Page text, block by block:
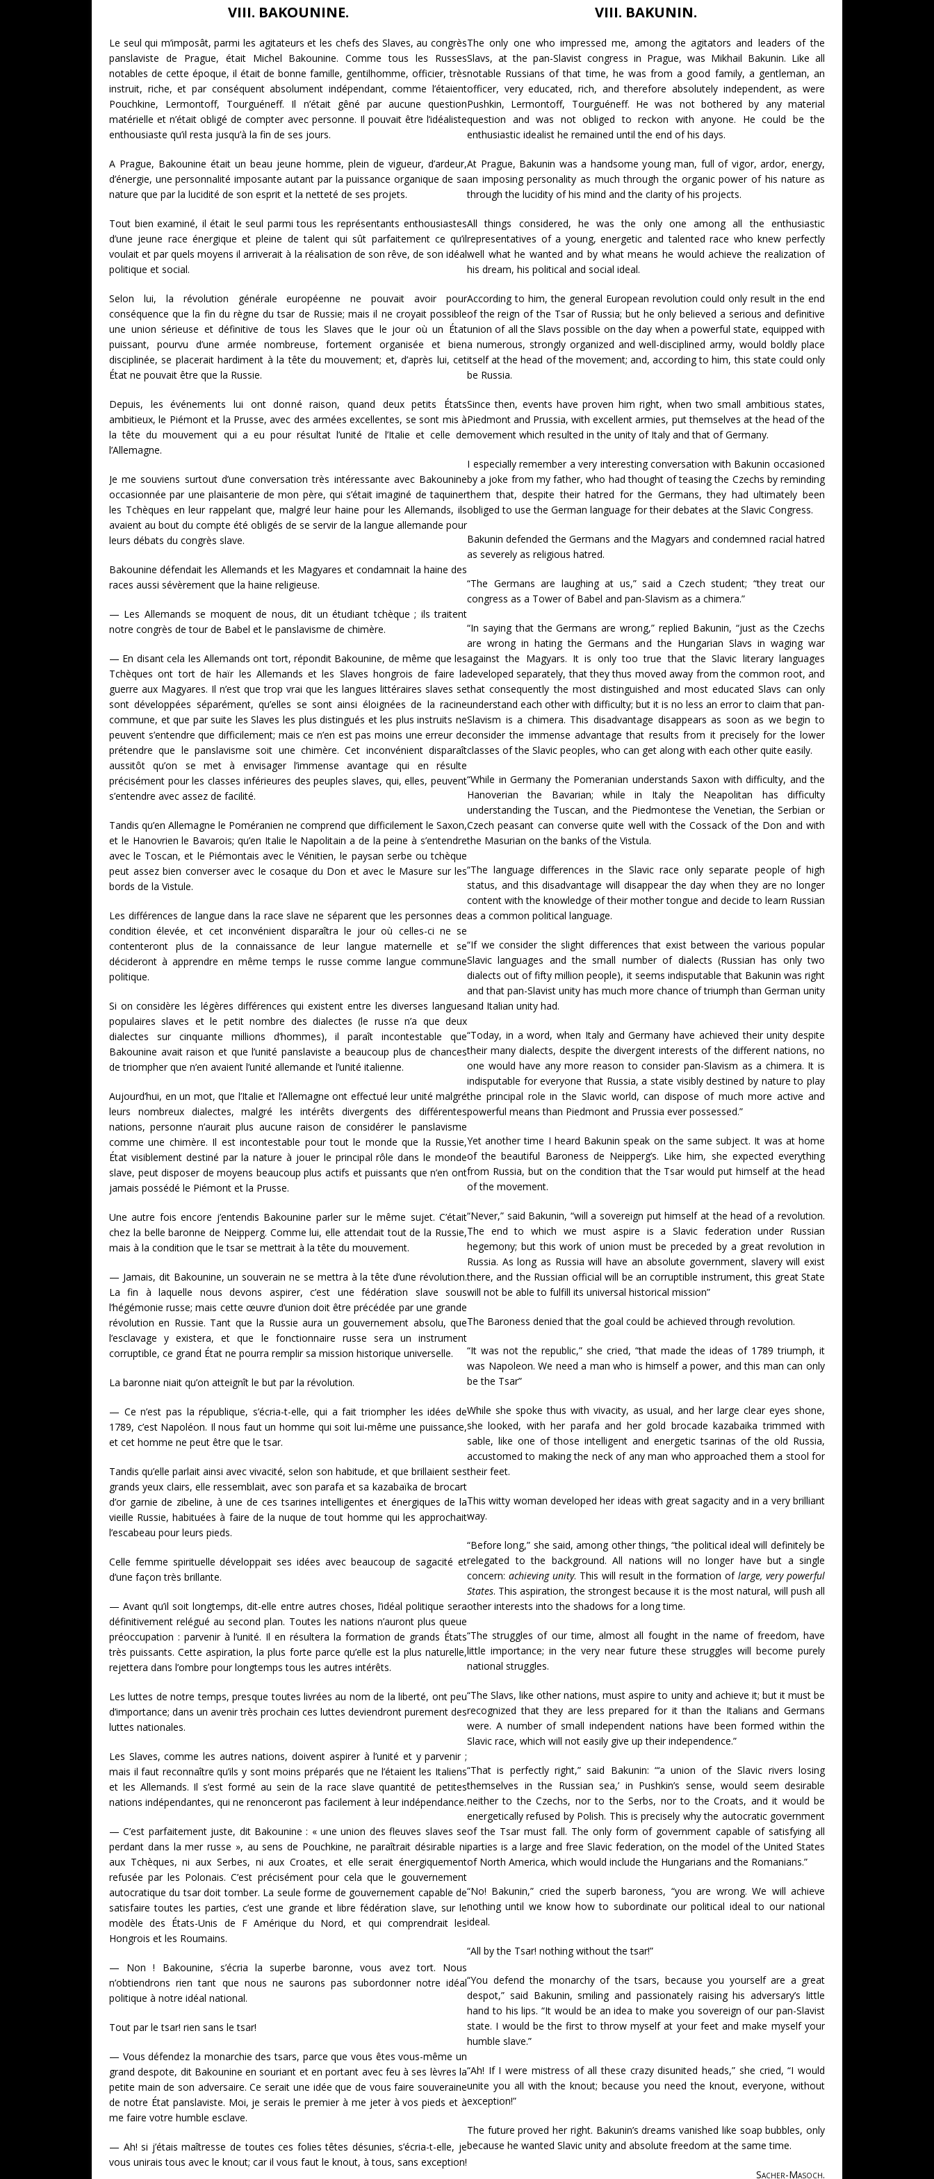
VIII. BAKOUNINE.
Le seul qui m’imposât, parmi les agitateurs et les chefs des Slaves, au congrès
panslaviste de Prague, était Michel Bakounine. Comme tous les Russes
notables de cette époque, il était de bonne famille, gentilhomme, officier, très
instruit, riche, et par conséquent absolument indépendant, comme l’étaient
Pouchkine, Lermontoff, Tourguéneff. Il n’était gêné par aucune question
matérielle et n’était obligé de compter avec personne. Il pouvait être l’idéaliste
enthousiaste qu’il resta jusqu’à la fin de ses jours.
A Prague, Bakounine était un beau jeune homme, plein de vigueur, d’ardeur,
d’énergie, une personnalité imposante autant par la puissance organique de sa
nature que par la lucidité de son esprit et la netteté de ses projets.
Tout bien examiné, il était le seul parmi tous les représentants enthousiastes
d’une jeune race énergique et pleine de talent qui sût parfaitement ce qu’il
voulait et par quels moyens il arriverait à la réalisation de son rêve, de son idéal
politique et social.
Selon lui, la révolution générale européenne ne pouvait avoir pour
conséquence que la fin du règne du tsar de Russie; mais il ne croyait possible
une union sérieuse et définitive de tous les Slaves que le jour où un État
puissant, pourvu d’une armée nombreuse, fortement organisée et bien
disciplinée, se placerait hardiment à la tête du mouvement; et, d’après lui, cet
État ne pouvait être que la Russie.
Depuis, les événements lui ont donné raison, quand deux petits États
ambitieux, le Piémont et la Prusse, avec des armées excellentes, se sont mis à
la tête du mouvement qui a eu pour résultat l’unité de l’Italie et celle de
l’Allemagne.
Je me souviens surtout d’une conversation très intéressante avec Bakounine
occasionnée par une plaisanterie de mon père, qui s’était imaginé de taquiner
les Tchèques en leur rappelant que, malgré leur haine pour les Allemands, ils
avaient au bout du compte été obligés de se servir de la langue allemande pour
leurs débats du congrès slave.
Bakounine défendait les Allemands et les Magyares et condamnait la haine des
races aussi sévèrement que la haine religieuse.
— Les Allemands se moquent de nous, dit un étudiant tchèque ; ils traitent
notre congrès de tour de Babel et le panslavisme de chimère.
— En disant cela les Allemands ont tort, répondit Bakounine, de même que les
Tchèques ont tort de haïr les Allemands et les Slaves hongrois de faire la
guerre aux Magyares. Il n’est que trop vrai que les langues littéraires slaves se
sont développées séparément, qu’elles se sont ainsi éloignées de la racine
commune, et que par suite les Slaves les plus distingués et les plus instruits ne
peuvent s’entendre que difficilement; mais ce n’en est pas moins une erreur de
prétendre que le panslavisme soit une chimère. Cet inconvénient disparaît
aussitôt qu’on se met à envisager l’immense avantage qui en résulte
précisément pour les classes inférieures des peuples slaves, qui, elles, peuvent
s’entendre avec assez de facilité.
Tandis qu’en Allemagne le Poméranien ne comprend que difficilement le Saxon,
et le Hanovrien le Bavarois; qu’en Italie le Napolitain a de la peine à s’entendre
avec le Toscan, et le Piémontais avec le Vénitien, le paysan serbe ou tchèque
peut assez bien converser avec le cosaque du Don et avec le Masure sur les
bords de la Vistule.
Les différences de langue dans la race slave ne séparent que les personnes de
condition élevée, et cet inconvénient disparaîtra le jour où celles-ci ne se
contenteront plus de la connaissance de leur langue maternelle et se
décideront à apprendre en même temps le russe comme langue commune
politique.
Si on considère les légères différences qui existent entre les diverses langues
populaires slaves et le petit nombre des dialectes (le russe n’a que deux
dialectes sur cinquante millions d’hommes), il paraît incontestable que
Bakounine avait raison et que l’unité panslaviste a beaucoup plus de chances
de triompher que n’en avaient l’unité allemande et l’unité italienne.
Aujourd’hui, en un mot, que l’Italie et l’Allemagne ont effectué leur unité malgré
leurs nombreux dialectes, malgré les intérêts divergents des différentes
nations, personne n’aurait plus aucune raison de considérer le panslavisme
comme une chimère. Il est incontestable pour tout le monde que la Russie,
État visiblement destiné par la nature à jouer le principal rôle dans le monde
slave, peut disposer de moyens beaucoup plus actifs et puissants que n’en ont
jamais possédé le Piémont et la Prusse.
Une autre fois encore j’entendis Bakounine parler sur le même sujet. C’était
chez la belle baronne de Neipperg. Comme lui, elle attendait tout de la Russie,
mais à la condition que le tsar se mettrait à la tête du mouvement.
— Jamais, dit Bakounine, un souverain ne se mettra à la tête d’une révolution.
La fin à laquelle nous devons aspirer, c’est une fédération slave sous
l’hégémonie russe; mais cette œuvre d’union doit être précédée par une grande
révolution en Russie. Tant que la Russie aura un gouvernement absolu, que
l’esclavage y existera, et que le fonctionnaire russe sera un instrument
corruptible, ce grand État ne pourra remplir sa mission historique universelle.
La baronne niait qu’on atteignît le but par la révolution.
— Ce n’est pas la république, s’écria-t-elle, qui a fait triompher les idées de
1789, c’est Napoléon. Il nous faut un homme qui soit lui-même une puissance,
et cet homme ne peut être que le tsar.
Tandis qu’elle parlait ainsi avec vivacité, selon son habitude, et que brillaient ses
grands yeux clairs, elle ressemblait, avec son parafa et sa kazabaïka de brocart
d’or garnie de zibeline, à une de ces tsarines intelligentes et énergiques de la
vieille Russie, habituées à faire de la nuque de tout homme qui les approchait
l’escabeau pour leurs pieds.
Celle femme spirituelle développait ses idées avec beaucoup de sagacité et
d’une façon très brillante.
— Avant qu’il soit longtemps, dit-elle entre autres choses, l’idéal politique sera
définitivement relégué au second plan. Toutes les nations n’auront plus queue
préoccupation : parvenir à l’unité. Il en résultera la formation de grands États
très puissants. Cette aspiration, la plus forte parce qu’elle est la plus naturelle,
rejettera dans l’ombre pour longtemps tous les autres intérêts.
Les luttes de notre temps, presque toutes livrées au nom de la liberté, ont peu
d’importance; dans un avenir très prochain ces luttes deviendront purement des
luttes nationales.
Les Slaves, comme les autres nations, doivent aspirer à l’unité et y parvenir ;
mais il faut reconnaître qu’ils y sont moins préparés que ne l’étaient les Italiens
et les Allemands. Il s’est formé au sein de la race slave quantité de petites
nations indépendantes, qui ne renonceront pas facilement à leur indépendance.
— C’est parfaitement juste, dit Bakounine : « une union des fleuves slaves se
perdant dans la mer russe », au sens de Pouchkine, ne paraîtrait désirable ni
aux Tchèques, ni aux Serbes, ni aux Croates, et elle serait énergiquement
refusée par les Polonais. C’est précisément pour cela que le gouvernement
autocratique du tsar doit tomber. La seule forme de gouvernement capable de
satisfaire toutes les parties, c’est une grande et libre fédération slave, sur le
modèle des États-Unis de F Amérique du Nord, et qui comprendrait les
Hongrois et les Roumains.
— Non ! Bakounine, s’écria la superbe baronne, vous avez tort. Nous
n’obtiendrons rien tant que nous ne saurons pas subordonner notre idéal
politique à notre idéal national.
Tout par le tsar! rien sans le tsar!
— Vous défendez la monarchie des tsars, parce que vous êtes vous-même un
grand despote, dit Bakounine en souriant et en portant avec feu à ses lèvres la
petite main de son adversaire. Ce serait une idée que de vous faire souveraine
de notre État panslaviste. Moi, je serais le premier à me jeter à vos pieds et à
me faire votre humble esclave.
— Ah! si j’étais maîtresse de toutes ces folies têtes désunies, s’écria-t-elle, je
vous unirais tous avec le knout; car il vous faut le knout, à tous, sans exception!
VIII. BAKUNIN.
The only one who impressed me, among the agitators and leaders of the
Slavs, at the pan-Slavist congress in Prague, was Mikhail Bakunin. Like all
notable Russians of that time, he was from a good family, a gentleman, an
officer, very educated, rich, and therefore absolutely independent, as were
Pushkin, Lermontoff, Tourguéneff. He was not bothered by any material
question and was not obliged to reckon with anyone. He could be the
enthusiastic idealist he remained until the end of his days.
At Prague, Bakunin was a handsome young man, full of vigor, ardor, energy,
an imposing personality as much through the organic power of his nature as
through the lucidity of his mind and the clarity of his projects.
All things considered, he was the only one among all the enthusiastic
representatives of a young, energetic and talented race who knew perfectly
well what he wanted and by what means he would achieve the realization of
his dream, his political and social ideal.
According to him, the general European revolution could only result in the end
of the reign of the Tsar of Russia; but he only believed a serious and definitive
union of all the Slavs possible on the day when a powerful state, equipped with
a numerous, strongly organized and well-disciplined army, would boldly place
itself at the head of the movement; and, according to him, this state could only
be Russia.
Since then, events have proven him right, when two small ambitious states,
Piedmont and Prussia, with excellent armies, put themselves at the head of the
movement which resulted in the unity of Italy and that of Germany.
I especially remember a very interesting conversation with Bakunin occasioned
by a joke from my father, who had thought of teasing the Czechs by reminding
them that, despite their hatred for the Germans, they had ultimately been
obliged to use the German language for their debates at the Slavic Congress.
Bakunin defended the Germans and the Magyars and condemned racial hatred
as severely as religious hatred.
“The Germans are laughing at us,” said a Czech student; “they treat our
congress as a Tower of Babel and pan-Slavism as a chimera.”
“In saying that the Germans are wrong,” replied Bakunin, “just as the Czechs
are wrong in hating the Germans and the Hungarian Slavs in waging war
against the Magyars. It is only too true that the Slavic literary languages
developed separately, that they thus moved away from the common root, and
that consequently the most distinguished and most educated Slavs can only
understand each other with difficulty; but it is no less an error to claim that pan-
Slavism is a chimera. This disadvantage disappears as soon as we begin to
consider the immense advantage that results from it precisely for the lower
classes of the Slavic peoples, who can get along with each other quite easily.
“While in Germany the Pomeranian understands Saxon with difficulty, and the
Hanoverian the Bavarian; while in Italy the Neapolitan has difficulty
understanding the Tuscan, and the Piedmontese the Venetian, the Serbian or
Czech peasant can converse quite well with the Cossack of the Don and with
the Masurian on the banks of the Vistula.
“The language differences in the Slavic race only separate people of high
status, and this disadvantage will disappear the day when they are no longer
content with the knowledge of their mother tongue and decide to learn Russian
as a common political language.
“If we consider the slight differences that exist between the various popular
Slavic languages and the small number of dialects (Russian has only two
dialects out of fifty million people), it seems indisputable that Bakunin was right
and that pan-Slavist unity has much more chance of triumph than German unity
and Italian unity had.
“Today, in a word, when Italy and Germany have achieved their unity despite
their many dialects, despite the divergent interests of the different nations, no
one would have any more reason to consider pan-Slavism as a chimera. It is
indisputable for everyone that Russia, a state visibly destined by nature to play
the principal role in the Slavic world, can dispose of much more active and
powerful means than Piedmont and Prussia ever possessed.”
Yet another time I heard Bakunin speak on the same subject. It was at home
of the beautiful Baroness de Neipperg’s. Like him, she expected everything
from Russia, but on the condition that the Tsar would put himself at the head
of the movement.
“Never,” said Bakunin, “will a sovereign put himself at the head of a revolution.
The end to which we must aspire is a Slavic federation under Russian
hegemony; but this work of union must be preceded by a great revolution in
Russia. As long as Russia will have an absolute government, slavery will exist
there, and the Russian official will be an corruptible instrument, this great State
will not be able to fulfill its universal historical mission”
The Baroness denied that the goal could be achieved through revolution.
“It was not the republic,” she cried, “that made the ideas of 1789 triumph, it
was Napoleon. We need a man who is himself a power, and this man can only
be the Tsar”
While she spoke thus with vivacity, as usual, and her large clear eyes shone,
she looked, with her parafa and her gold brocade kazabaika trimmed with
sable, like one of those intelligent and energetic tsarinas of the old Russia,
accustomed to making the neck of any man who approached them a stool for
their feet.
This witty woman developed her ideas with great sagacity and in a very brilliant
way.
“Before long,” she said, among other things, “the political ideal will definitely be
relegated to the background. All nations will no longer have but a single
concern: achieving unity. This will result in the formation oflarge, very powerful
States. This aspiration, the strongest because it is the most natural, will push all
other interests into the shadows for a long time.
“The struggles of our time, almost all fought in the name of freedom, have
little importance; in the very near future these struggles will become purely
national struggles.
“The Slavs, like other nations, must aspire to unity and achieve it; but it must be
recognized that they are less prepared for it than the Italians and Germans
were. A number of small independent nations have been formed within the
Slavic race, which will not easily give up their independence.”
“That is perfectly right,” said Bakunin: “‘a union of the Slavic rivers losing
themselves in the Russian sea,’ in Pushkin’s sense, would seem desirable
neither to the Czechs, nor to the Serbs, nor to the Croats, and it would be
energetically refused by Polish. This is precisely why the autocratic government
of the Tsar must fall. The only form of government capable of satisfying all
parties is a large and free Slavic federation, on the model of the United States
of North America, which would include the Hungarians and the Romanians.”
“No! Bakunin,” cried the superb baroness, “you are wrong. We will achieve
nothing until we know how to subordinate our political ideal to our national
ideal.
“All by the Tsar! nothing without the tsar!”
“You defend the monarchy of the tsars, because you yourself are a great
despot,” said Bakunin, smiling and passionately raising his adversary’s little
hand to his lips. “It would be an idea to make you sovereign of our pan-Slavist
state. I would be the first to throw myself at your feet and make myself your
humble slave.”
“Ah! If I were mistress of all these crazy disunited heads,” she cried, “I would
unite you all with the knout; because you need the knout, everyone, without
exception!”
The future proved her right. Bakunin’s dreams vanished like soap bubbles, only
because he wanted Slavic unity and absolute freedom at the same time.
Sacher-Masoch.